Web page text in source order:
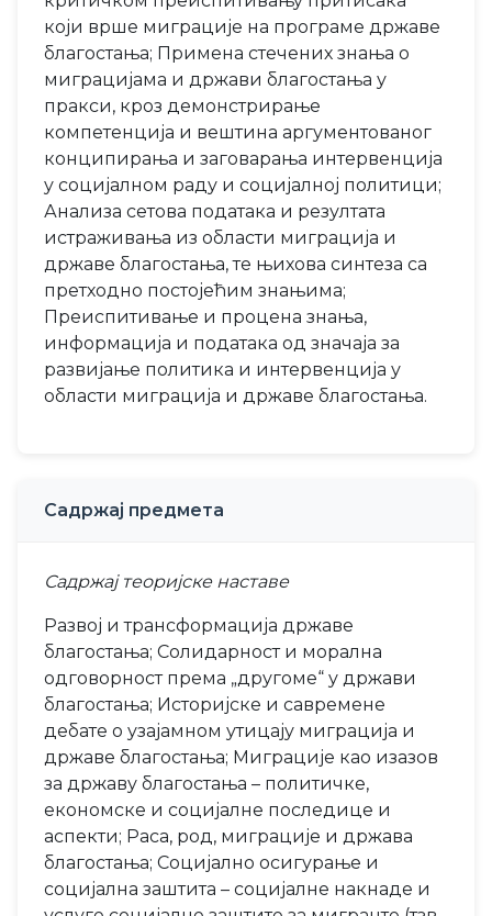
који врше миграције на програме државе
благостања; Примена стечених знања о
миграцијама и држави благостања у
пракси, кроз демонстрирање
компетенција и вештина аргументованог
конципирања и заговарања интервенција
у социјалном раду и социјалној политици;
Анализа сетова података и резултата
истраживања из области миграција и
државе благостања, те њихова синтеза са
претходно постојећим знањима;
Преиспитивање и процена знања,
информација и података од значаја за
развијање политика и интервенција у
области миграција и државе благостања.
Садржај предмета
Садржај теоријске наставе
Развој и трансформација државе
благостања; Солидарност и морална
одговорност према „другоме“ у држави
благостања; Историјске и савремене
дебате о узајамном утицају миграција и
државе благостања; Миграције као изазов
за државу благостања – политичке,
економске и социјалне последице и
аспекти; Раса, род, миграције и држава
благостања; Социјално осигурање и
социјална заштита – социјалне накнаде и